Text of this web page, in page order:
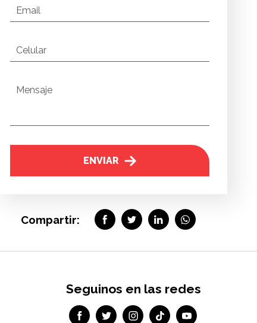
Email
Celular
Mensaje
ENVIAR
Compartir:
Seguinos en las redes